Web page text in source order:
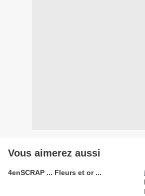
Vous aimerez aussi
4enSCRAP ... Fleurs et or ...